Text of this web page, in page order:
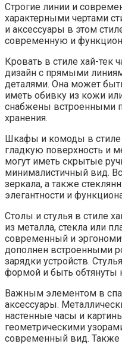
Строгие линии и
характерными чертами
и аксессуары в этом
современную и
Кровать в стиле хай-тек
дизайн с прямыми
деталями. Она может
иметь обивку из кожи
снабжены встроенными
хранения.
Шкафы и комоды в
гладкую поверхность и
могут иметь скрытые
минималистичный вид.
зеркала, а также
элегантности и
Столы и стулья в стиле
из металла, стекла или
современный и
дополнен встроенными
зарядки устройств.
формой и быть обтянуты
Важным элементом в
аксессуары.
настенные часы и
геометрическими
современный вид. Также